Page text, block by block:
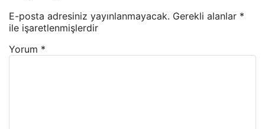
E-posta adresiniz yayınlanmayacak. Gerekli alanlar *
ile işaretlenmişlerdir
Yorum *